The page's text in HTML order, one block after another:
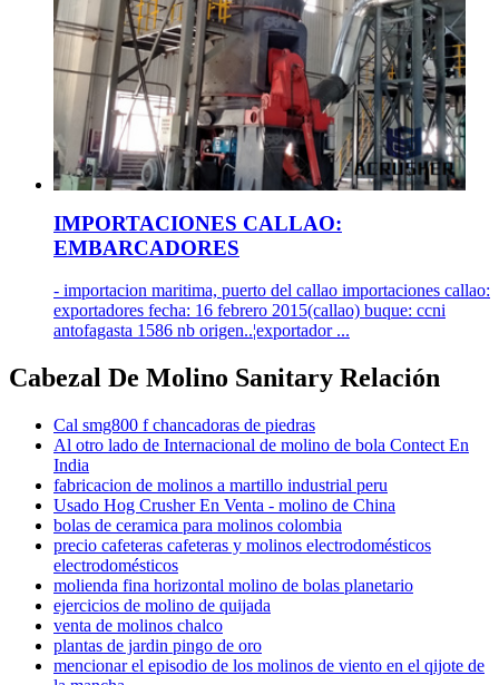
IMPORTACIONES CALLAO:
EMBARCADORES
- importacion maritima, puerto del callao importaciones callao:
exportadores fecha: 16 febrero 2015(callao) buque: ccni
antofagasta 1586 nb origen..¦exportador ...
Cabezal De Molino Sanitary Relación
Cal smg800 f chancadoras de piedras
Al otro lado de Internacional de molino de bola Contect En
India
fabricacion de molinos a martillo industrial peru
Usado Hog Crusher En Venta - molino de China
bolas de ceramica para molinos colombia
precio cafeteras cafeteras y molinos electrodomésticos
electrodomésticos
molienda fina horizontal molino de bolas planetario
ejercicios de molino de quijada
venta de molinos chalco
plantas de jardin pingo de oro
mencionar el episodio de los molinos de viento en el qijote de